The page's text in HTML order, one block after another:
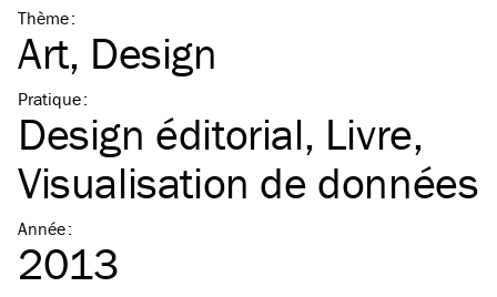
Thème:
Art Design
Pratique:
Design éditorial Livre
Visualisation de données
Année:
2013